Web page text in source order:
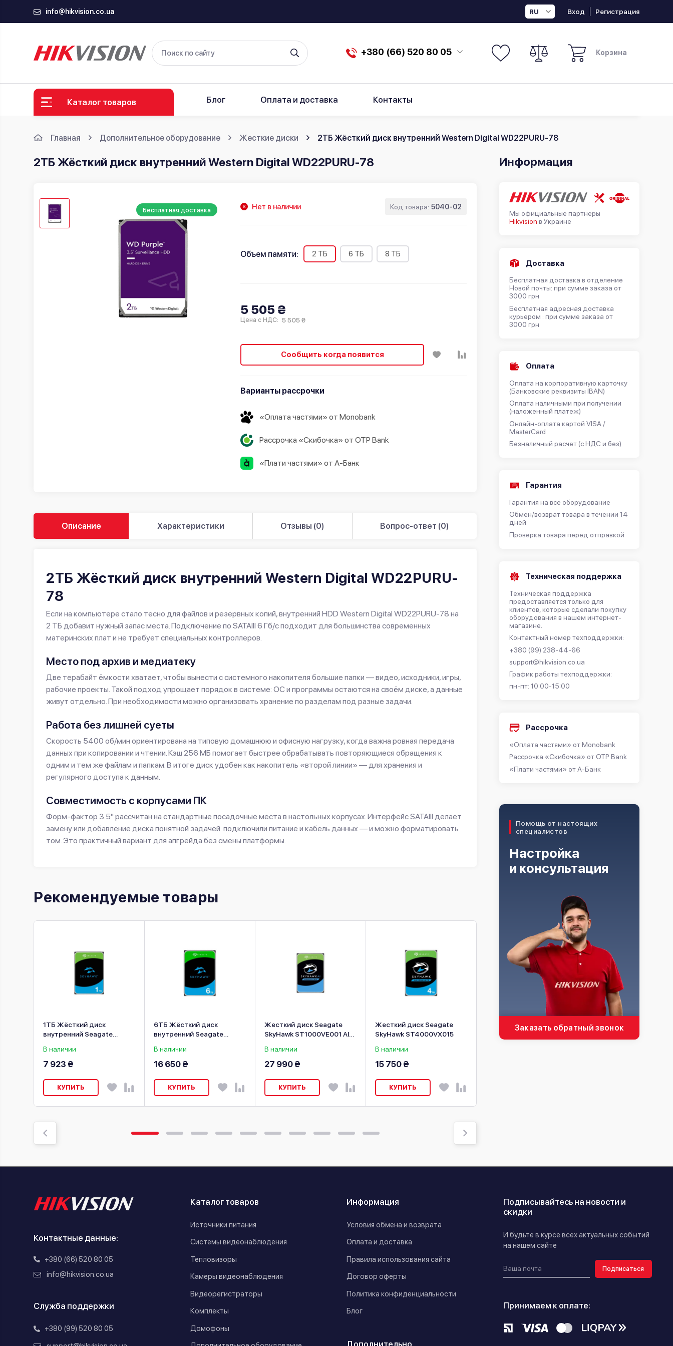
info@hikvision.co.ua RU Вход Регистрация
+380 (66) 520 80 05 Корзина
Каталог товаров Блог Оплата и доставка Контакты
Главная Дополнительное оборудование Жесткие диски 2ТБ Жёсткий диск внутренний Western Digital WD22PURU-78
Информация
Мы официальные партнеры
Hikvision в Украине
Доставка
Бесплатная доставка в отделение
Новой почты: при сумме заказа от
3000 грн
Бесплатная адресная доставка
курьером : при сумме заказа от
3000 грн
Оплата
Оплата на корпоративную карточку
(Банковские реквизиты IBAN)
Оплата наличными при получении
(наложенный платеж)
Онлайн-оплата картой VISA /
MasterCard
Безналичный расчет (с НДС и без)
Гарантия
Гарантия на всё оборудование
Обмен/возврат товара в течении 14
дней
Проверка товара перед отправкой
Техническая поддержка
Техническая поддержка
предоставляется только для
клиентов, которые сделали покупку
оборудования в нашем интернет-
магазине.
Контактный номер техподдержки:
+380 (99) 238-44-66
support@hikvision.co.ua
График работы техподдержки:
пн-пт: 10:00-15:00
Рассрочка
«Оплата частями» от Monobank
Рассрочка «Скибочка» от OTP Bank
«Плати частями» от А-Банк
Помощь от настоящих
специалистов
Настройка
и консультация
Заказать обратный звонок
2ТБ Жёсткий диск внутренний Western Digital WD22PURU-78
Бесплатная доставка Нет в наличии Код товара: 5040-02
Объем памяти: 2 ТБ 6 ТБ 8 ТБ
5 505 ₴
Цена с НДС: 5 505 ₴
Сообщить когда появится
Варианты рассрочки
«Оплата частями» от Monobank
Рассрочка «Скибочка» от OTP Bank
«Плати частями» от А-Банк
Описание Характеристики Отзывы (0) Вопрос-ответ (0)
2ТБ Жёсткий диск внутренний Western Digital WD22PURU-
78
Если на компьютере стало тесно для файлов и резервных копий, внутренний HDD Western Digital WD22PURU-78 на
2 ТБ добавит нужный запас места. Подключение по SATAIII 6 Гб/с подходит для большинства современных
материнских плат и не требует специальных контроллеров.
Место под архив и медиатеку
Две терабайт ёмкости хватает, чтобы вынести с системного накопителя большие папки — видео, исходники, игры,
рабочие проекты. Такой подход упрощает порядок в системе: ОС и программы остаются на своём диске, а данные
живут отдельно. При необходимости можно организовать хранение по разделам под разные задачи.
Работа без лишней суеты
Скорость 5400 об/мин ориентирована на типовую домашнюю и офисную нагрузку, когда важна ровная передача
данных при копировании и чтении. Кэш 256 МБ помогает быстрее обрабатывать повторяющиеся обращения к
одним и тем же файлам и папкам. В итоге диск удобен как накопитель «второй линии» — для хранения и
регулярного доступа к данным.
Совместимость с корпусами ПК
Форм-фактор 3.5" рассчитан на стандартные посадочные места в настольных корпусах. Интерфейс SATAIII делает
замену или добавление диска понятной задачей: подключили питание и кабель данных — и можно форматировать
том. Это практичный вариант для апгрейда без смены платформы.
Рекомендуемые товары
1ТБ Жёсткий диск
внутренний Seagate
В наличии
7 923 ₴
КУПИТЬ
6ТБ Жёсткий диск
внутренний Seagate
В наличии
16 650 ₴
КУПИТЬ
Жесткий диск Seagate
SkyHawk ST1000VE001 Al
3.5" SATAIII
В наличии
27 990 ₴
КУПИТЬ
Жесткий диск Seagate
SkyHawk ST4000VX015
В наличии
15 750 ₴
КУПИТЬ
Жесткий диск внутренний
Western Digital Purple
6ТБ Жёсткий диск
внутренний Western
Контактные данные:
+380 (66) 520 80 05
info@hikvision.co.ua
Служба поддержки
+380 (99) 520 80 05
Каталог товаров
Источники питания
Системы видеонаблюдения
Тепловизоры
Камеры видеонаблюдения
Видеорегистраторы
Комплекты
Домофоны
Информация
Условия обмена и возврата
Оплата и доставка
Правила использования сайта
Договор оферты
Политика конфиденциальности
Блог
Подписывайтесь на новости и
скидки
И будьте в курсе всех актуальных событий
на нашем сайте
Подписаться
Принимаем к оплате: